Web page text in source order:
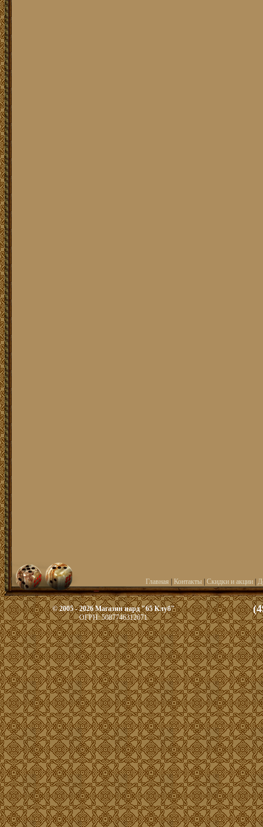
Главная Контакты| Скидки и акции|
© 2005 - 2026 Магазин нард "65 Клуб"
ОГРН: 5087746312671